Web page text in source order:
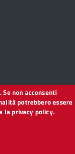
non acconsenti
potrebbero essere
la privacy policy.